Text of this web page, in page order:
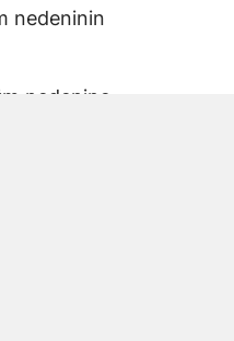
nedeninin
nedenine